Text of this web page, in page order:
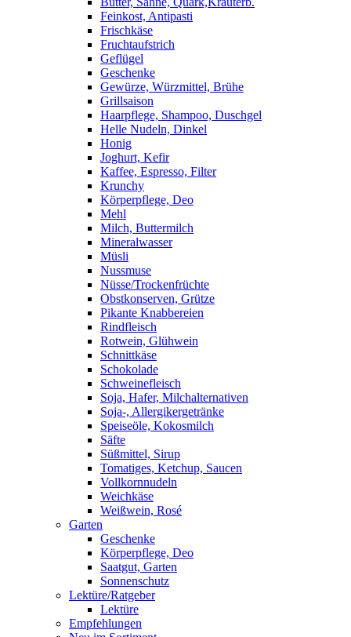
Feinkost, Antipasti
Frischkäse
Fruchtaufstrich
Geflügel
Geschenke
Gewürze, Würzmittel, Brühe
Grillsaison
Haarpflege, Shampoo, Duschgel
Helle Nudeln, Dinkel
Honig
Joghurt, Kefir
Kaffee, Espresso, Filter
Krunchy
Körperpflege, Deo
Mehl
Milch, Buttermilch
Mineralwasser
Müsli
Nussmuse
Nüsse/Trockenfrüchte
Obstkonserven, Grütze
Pikante Knabbereien
Rindfleisch
Rotwein, Glühwein
Schnittkäse
Schokolade
Schweinefleisch
Soja, Hafer, Milchalternativen
Soja-, Allergikergetränke
Speiseöle, Kokosmilch
Säfte
Süßmittel, Sirup
Tomatiges, Ketchup, Saucen
Vollkornnudeln
Weichkäse
Weißwein, Rosé
Garten
Geschenke
Körperpflege, Deo
Saatgut, Garten
Sonnenschutz
Lektüre/Ratgeber
Lektüre
Empfehlungen